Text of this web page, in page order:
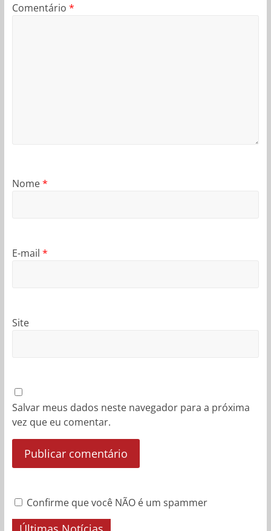
Comentário *
Nome*
E-mail *
Site
Salvar meus dados neste navegador para a próxima
vez que eu comentar.
Confirme que você NÃO é um spammer